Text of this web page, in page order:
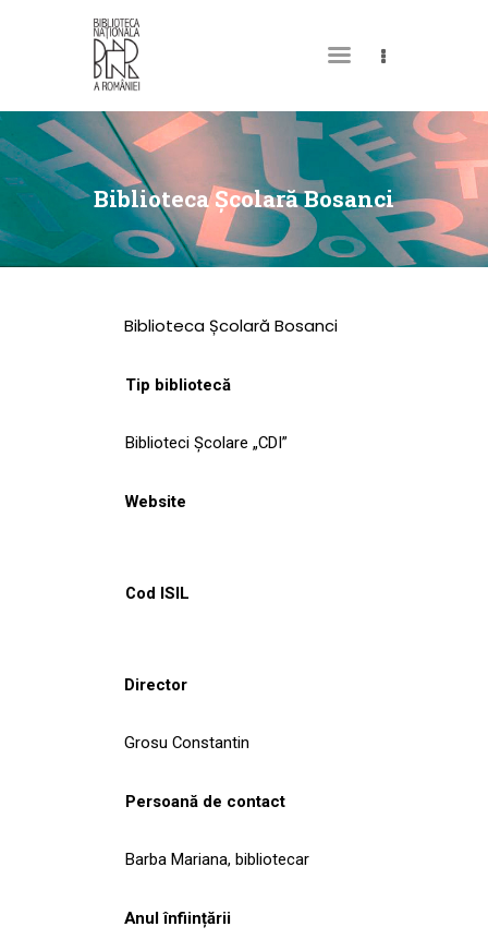
Biblioteca Școlară Bosanci
DESPRE NOI
PERMISUL MEU DE
BIBLIOTECĂ
CATALOAGE ȘI
BIBLIOTECA DIGITALĂ
EVENIMENTE
SPAȚII
Biblioteca Școlară Bosanci
Tip bibliotecă
Biblioteci Școlare „CDI”
Website
Cod ISIL
Director
Grosu Constantin
Persoană de contact
Barba Mariana, bibliotecar
Anul înființării